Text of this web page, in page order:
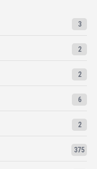
3
2
2
6
2
375